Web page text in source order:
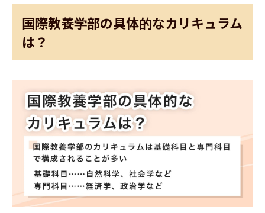
国際教養学部の具体的なカリキュラム
は？